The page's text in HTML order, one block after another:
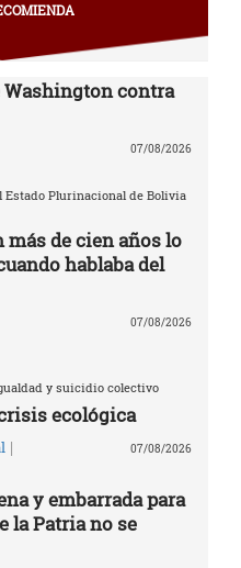
Washington contra
07/08/2026
Plurinacional de Bolivia
más de cien años lo
hablaba del
07/08/2026
y suicidio colectivo
ecológica
| 07/08/2026
y embarrada para
la Patria no se